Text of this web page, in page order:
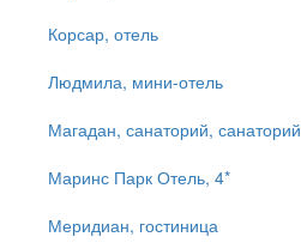
Корсар, отель
Людмила, мини-отель
Магадан, санаторий, санаторий
Маринс Парк Отель, 4*
Меридиан, гостиница